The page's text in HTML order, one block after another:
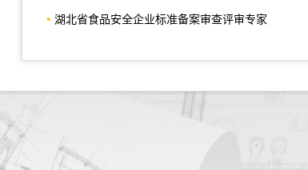
湖北省食品安全企业标准备案审查评审专家